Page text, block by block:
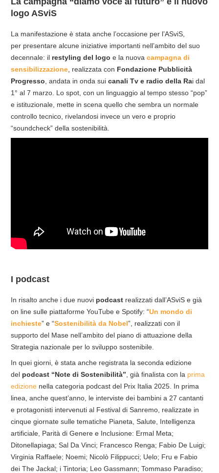
logo ASviS
La manifestazione è stata anche l’occasione per l’ASviS,
per presentare alcune iniziative importanti nell’ambito del suo
decennale: il restyling del logo e la nuova campagna di
sensibilizzazione , realizzata con Fondazione Pubblicità
Progresso , andata in onda sui canali Tv e radio della Rai dal
1° al 7 marzo. Lo spot, con un linguaggio al tempo stesso “pop”
e istituzionale, mette in scena quello che sembra un normale
controllo tecnico, rivelandosi invece un vero e proprio
“soundcheck” della sostenibilità.
I podcast
In risalto anche i due nuovi podcast realizzati dall’ASviS e già
on line sulle piattaforme YouTube e Spotify: “Un mondo di
inchieste” e “Sostenibilità da Nobel”, realizzati con il
supporto del Mase nell’ambito del piano di attuazione della
Strategia nazionale per lo sviluppo sostenibile.
In quei giorni, è stata anche registrata la seconda edizione
del podcast “Note di Sostenibilità” , già finalista con la prima
edizione nella categoria podcast del Prix Italia 2025. In prima
linea, anche quest’anno, le interviste dei bambini a 27 cantanti
e protagonisti intervenuti al Festival di Sanremo, realizzate in
cinque giornate sulle tematiche Pianeta, Salute, Intelligenza
artificiale, Parità di Genere e Inclusione: Ermal Meta;
Ditonellapiaga; Sal Da Vinci; Francesco Renga; Fabio De Luigi;
Virginia Raffaele; Noemi; Nicolò Filippucci; Uelo; Fru e Fabio
dei The Jackal; i Tintoria; Leo Gassmann; Tommaso Paradiso;